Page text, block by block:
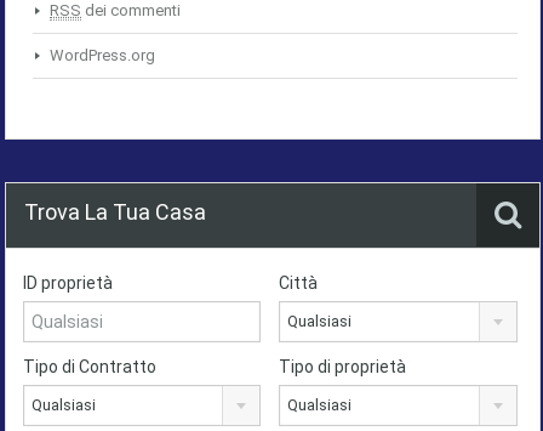
RSS dei commenti
WordPress.org
Trova La Tua Casa
ID proprietà Città
Qualsiasi
Tipo di Contratto
Qualsiasi
Tipo di proprietà
Qualsiasi